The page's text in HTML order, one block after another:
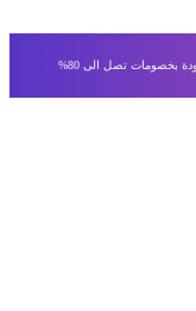
تصل الى 80%